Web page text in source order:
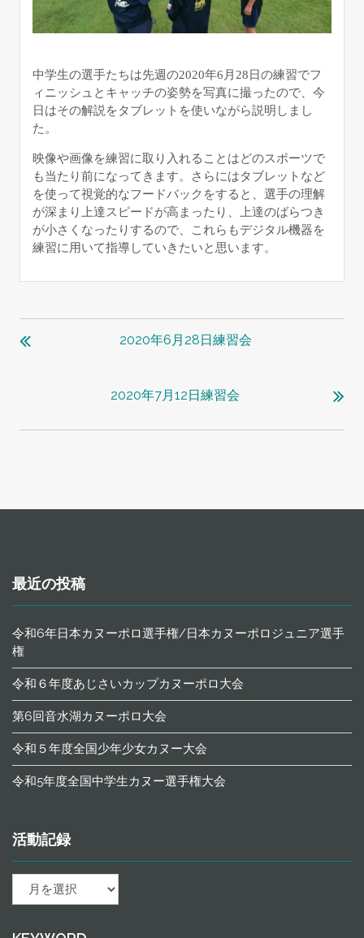
中学生の選手たちは先週の2020年6月28日の練習でフ
ィニッシュとキャッチの姿勢を写真に撮ったので、今
日はその解説をタブレットを使いながら説明しまし
た。
映像や画像を練習に取り入れることはどのスポーツで
も当たり前になってきます。さらにはタブレットなど
を使って視覚的なフードバックをすると、選手の理解
が深まり上達スピードが高まったり、上達のばらつき
が小さくなったりするので、これらもデジタル機器を
練習に用いて指導していきたいと思います。
投
稿
2020年6月28日練習会
2020年7月12日練習会
最近の投稿
令和6年日本カヌーポロ選手権/日本カヌーポロジュニア選手
権
令和６年度あじさいカップカヌーポロ大会
第6回音水湖カヌーポロ大会
令和５年度全国少年少女カヌー大会
令和5年度全国中学生カヌー選手権大会
活動記録